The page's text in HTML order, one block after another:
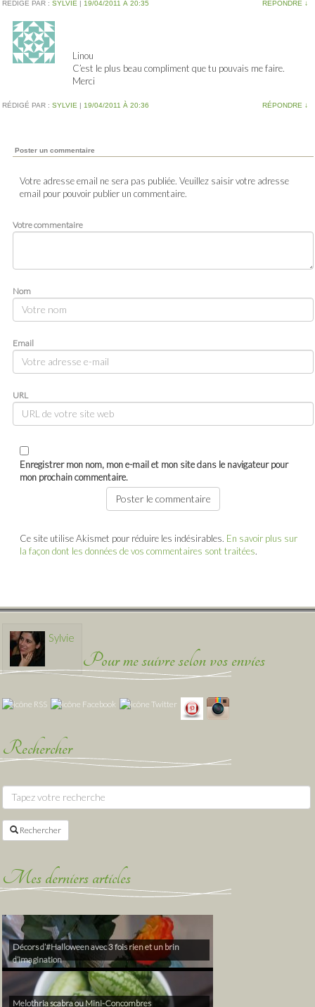
RÉDIGÉ PAR : SYLVIE | 19/04/2011 À 20:35 RÉPONDRE ↓
Linou
C’est le plus beau compliment que tu pouvais me faire.
Merci
RÉDIGÉ PAR : SYLVIE | 19/04/2011 À 20:36 RÉPONDRE ↓
Poster un commentaire
Votre adresse email ne sera pas publiée. Veuillez saisir votre adresse
email pour pouvoir publier un commentaire.
Votre commentaire
Nom
Email
URL
Enregistrer mon nom, mon e-mail et mon site dans le navigateur pour
mon prochain commentaire.
Ce site utilise Akismet pour réduire les indésirables. En savoir plus sur
la façon dont les données de vos commentaires sont traitées.
Sylvie
Pour me suivre selon vos envies
Rechercher
Rechercher
Mes derniers articles
Décors d’#Halloween avec 3 fois rien et un brin
d’imagination
Melothria scabra ou Mini-Concombres